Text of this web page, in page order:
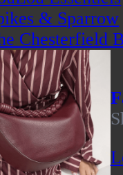
& Sparrow
Chesterfield